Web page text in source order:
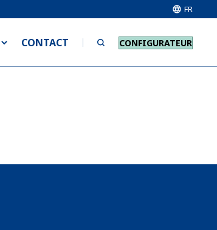
FR
CONTACT CONFIGURATEUR